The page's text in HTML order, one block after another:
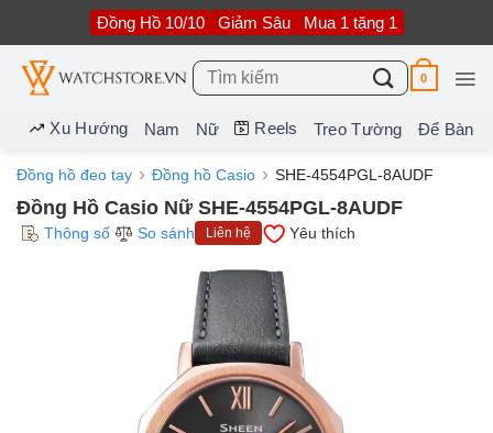
nội
dung
Đồng Hồ 10/10 Giảm Sâu Mua 1 tặng 1
Tìm
kiếm:
0
Xu Hướng Nam Nữ Reels Treo Tường Để Bàn
Đồng hồ đeo tay Đồng hồ Casio SHE-4554PGL-8AUDF
Đồng Hồ Casio Nữ SHE-4554PGL-8AUDF
Thông số So sánh Liên hệ Yêu thích